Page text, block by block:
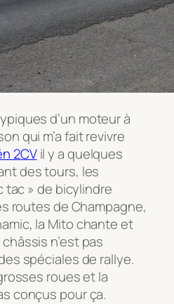
d’un moteur à
qui m’a fait revivre
2CVil y a quelques
des tours, les
tac » de bicylindre
routes de Champagne,
la Mito chante et
n’est pas
spéciales de rallye.
roues et la
conçus pour ça.